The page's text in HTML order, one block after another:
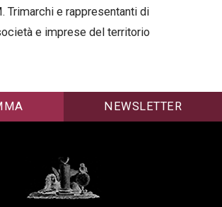
Trimarchi e rappresentanti di
e imprese del territorio
NEWSLETTER